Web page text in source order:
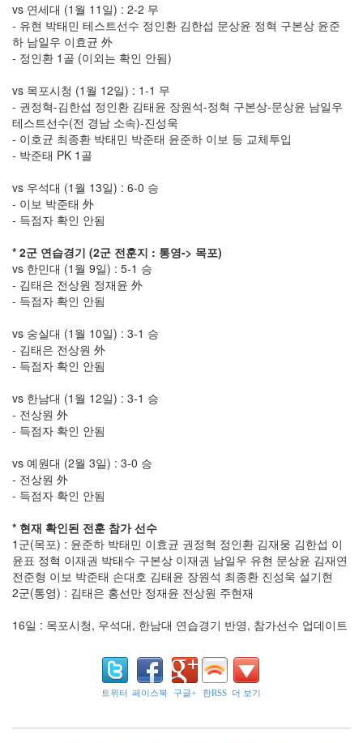
vs 연세대 (1월 11일) : 2-2 무
- 유현 박태민 테스트선수 정인환 김한섭 문상윤 정혁 구본상 윤준
하 남일우 이효균 外
- 정인환 1골 (이외는 확인 안됨)
vs 목포시청 (1월 12일) : 1-1 무
- 권정혁-김한섭 정인환 김태윤 장원석-정혁 구본상-문상윤 남일우
테스트선수(전 경남 소속)-진성욱
- 이호균 최종환 박태민 박준태 윤준하 이보 등 교체투입
- 박준태 PK 1골
vs 우석대 (1월 13일) : 6-0 승
- 이보 박준태 外
- 득점자 확인 안됨
* 2군 연습경기 (2군 전훈지 : 통영-> 목포)
vs 한민대 (1월 9일) : 5-1 승
- 김태은 전상원 정재윤 外
- 득점자 확인 안됨
vs 숭실대 (1월 10일) : 3-1 승
- 김태은 전상원 外
- 득점자 확인 안됨
vs 한남대 (1월 12일) : 3-1 승
- 전상원 外
- 득점자 확인 안됨
vs 예원대 (2월 3일) : 3-0 승
- 전상원 外
- 득점자 확인 안됨
* 현재 확인된 전훈 참가 선수
1군(목포) : 윤준하 박태민 이효균 권정혁 정인환 김재웅 김한섭 이
윤표 정혁 이재권 박태수 구본상 이재권 남일우 유현 문상윤 김재연
전준형 이보 박준태 손대호 김태윤 장원석 최종환 진성욱 설기현
2군(통영) : 김태은 홍선만 정재윤 전상원 주현재
16일 : 목포시청, 우석대, 한남대 연습경기 반영, 참가선수 업데이트
트위터 페이스북 구글+ 한RSS 더 보기
내
식
40000
힛
료
블
프
18
관
T60p
해
공
iframe
빌
25
라
모
쿼
티
x86
문
학
: Lost
Territory
PGM2010
월
드
범
카
큐